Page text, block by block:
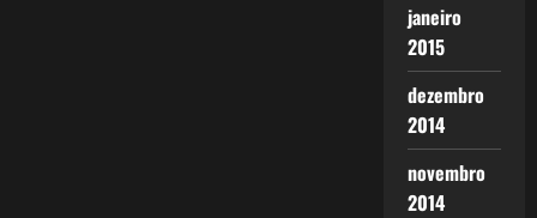
janeiro
2015
dezembro
2014
novembro
2014